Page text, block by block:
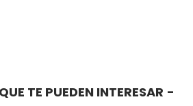
TE PUEDEN INTERESAR